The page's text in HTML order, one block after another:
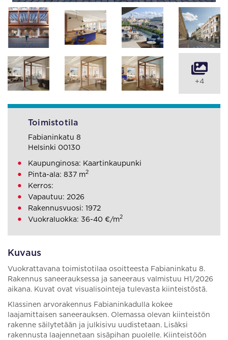
Kuvaus
Vuokrattavana toimistotilaa osoitteesta Fabianinkatu 8.
Rakennus saneerauksessa ja saneeraus valmistuu H1/2026
aikana. Kuvat ovat visualisointeja tulevasta kiinteistöstä.
Klassinen arvorakennus Fabianinkadulla kokee
laajamittaisen saneerauksen. Olemassa olevan kiinteistön
rakenne säilytetään ja julkisivu uudistetaan. Lisäksi
rakennusta laajennetaan sisäpihan puolelle. Kiinteistöön
+4
Toimistotila
Fabianinkatu 8
Helsinki 00130
Kaupunginosa: Kaartinkaupunki
Pinta-ala: 837 m2
Kerros:
Vapautuu: 2026
Rakennusvuosi: 1972
Vuokraluokka: 36-40 €/m2